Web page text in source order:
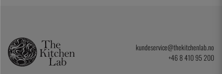
kundeservice@thekitchenlab.no
+46 8 410 95 200